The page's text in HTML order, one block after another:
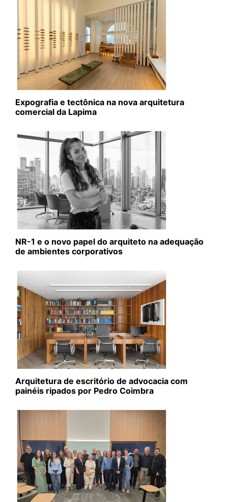
Expografia e tectônica na nova arquitetura
comercial da Lapima
NR-1 e o novo papel do arquiteto na adequação
de ambientes corporativos
Arquitetura de escritório de advocacia com
painéis ripados por Pedro Coimbra